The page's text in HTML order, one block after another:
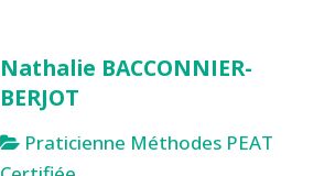
Nathalie BACCONNIER-
BERJOT
Praticienne Méthodes PEAT